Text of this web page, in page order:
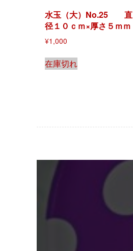
水玉（大）No.25 直
径１０ｃｍ×厚さ５ｍｍ
¥1,000
在庫切れ